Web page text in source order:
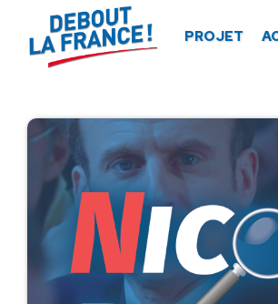
PROJET
Panneau de gestion des cookies